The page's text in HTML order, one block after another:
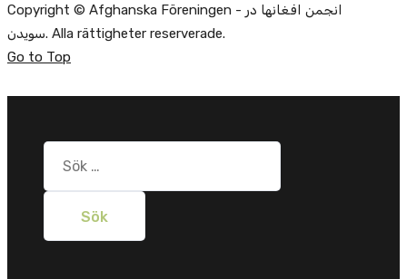
Copyright © Afghanska Föreningen - انجمن افغانها در
سویدن. Alla rättigheter reserverade.
Go to Top
Sök
efter: